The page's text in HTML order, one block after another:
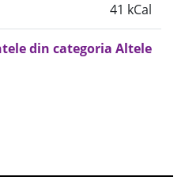
41 kCal
din categoria Altele